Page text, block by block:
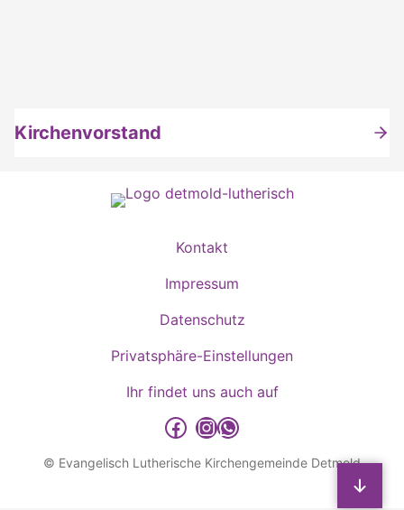
Kirchenvorstand
Kontakt
Impressum
Datenschutz
Privatsphäre-Einstellungen
Ihr findet uns auch auf
detmold-lutherisch auf Facebook
detmold-lutherisch auf Instagram
detmold-lutherisch auf WhatsApp
© Evangelisch Lutherische Kirchengemeinde Detmold